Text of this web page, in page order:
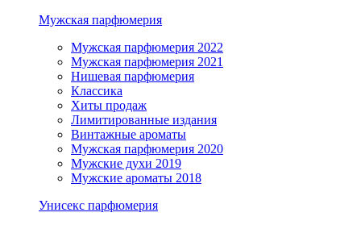
Мужская парфюмерия
Мужская парфюмерия 2022
Мужская парфюмерия 2021
Нишевая парфюмерия
Классика
Хиты продаж
Лимитированные издания
Винтажные ароматы
Мужская парфюмерия 2020
Мужские духи 2019
Мужские ароматы 2018
Унисекс парфюмерия